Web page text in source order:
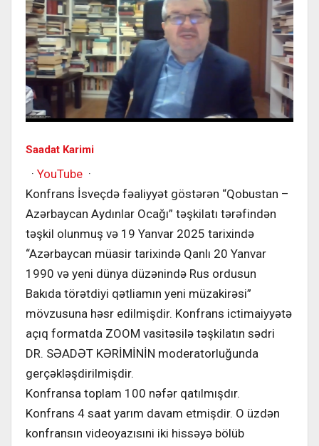
Saadat Karimi
· YouTube ·
Konfrans İsveçdə fəaliyyət göstərən “Qobustan –
Azərbaycan Aydınlar Ocağı” təşkilatı tərəfindən
təşkil olunmuş və 19 Yanvar 2025 tarixində
“Azərbaycan müasir tarixində Qanlı 20 Yanvar
1990 və yeni dünya düzənində Rus ordusun
Bakıda törətdiyi qətliamın yeni müzakirəsi”
mövzusuna həsr edilmişdir. Konfrans ictimaiyyətə
açıq formatda ZOOM vasitəsilə təşkilatın sədri
DR. SƏADƏT KƏRİMİNİN moderatorluğunda
gerçəkləşdirilmişdir.
Konfransa toplam 100 nəfər qatılmışdır.
Konfrans 4 saat yarım davam etmişdir. O üzdən
konfransın videoyazısıni iki hissəyə bölüb